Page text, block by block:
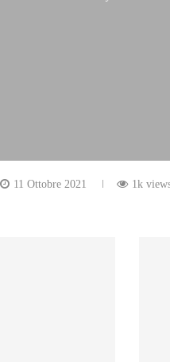
11 Ottobre 2021 1k